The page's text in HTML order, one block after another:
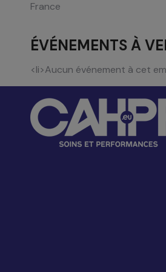
France
ÉVÉNEMENTS À
<li>Aucun événement à cet